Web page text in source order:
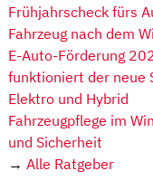
Frühjahrscheck fürs
Fahrzeug nach dem
E-Auto-Förderung
funktioniert der neue
Elektro und Hybrid
Fahrzeugpflege im
und Sicherheit
→ Alle Ratgeber